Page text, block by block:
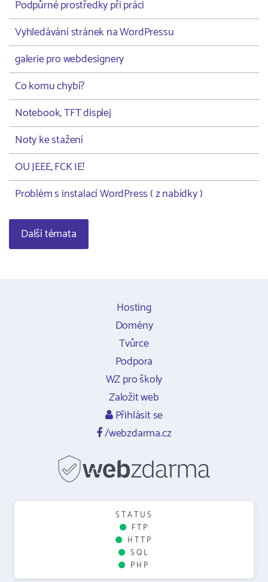
Podpůrné prostředky při práci
Vyhledávání stránek na WordPressu
galerie pro webdesignery
Co komu chybí?
Notebook, TFT displej
Noty ke stažení
OU JEEE, FCK IE!
Problém s instalací WordPress ( z nabídky )
Další témata
Hosting
Domény
Tvůrce
Podpora
WZ pro školy
Založit web
Přihlásit se
/webzdarma.cz
STATUS
FTP
HTTP
SQL
PHP